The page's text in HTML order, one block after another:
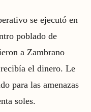
se ejecutó en
poblado de
a Zambrano
el dinero. Le
para las amenazas
soles.